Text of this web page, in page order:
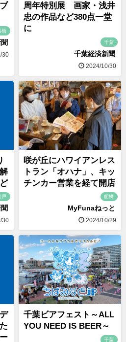
橋
30
周年特別展 画家・浅井
忠の作品など380点一堂
に
千葉
千葉経済新聞
2024/10/30
戸
30
咲が丘にハワイアンレス
トラン「オハナ」、キッ
チンカー営業を経て開店
船橋
MyFunaねっと
2024/10/29
千葉ビアフェスト～ALL
YOU NEED IS BEER～
千葉